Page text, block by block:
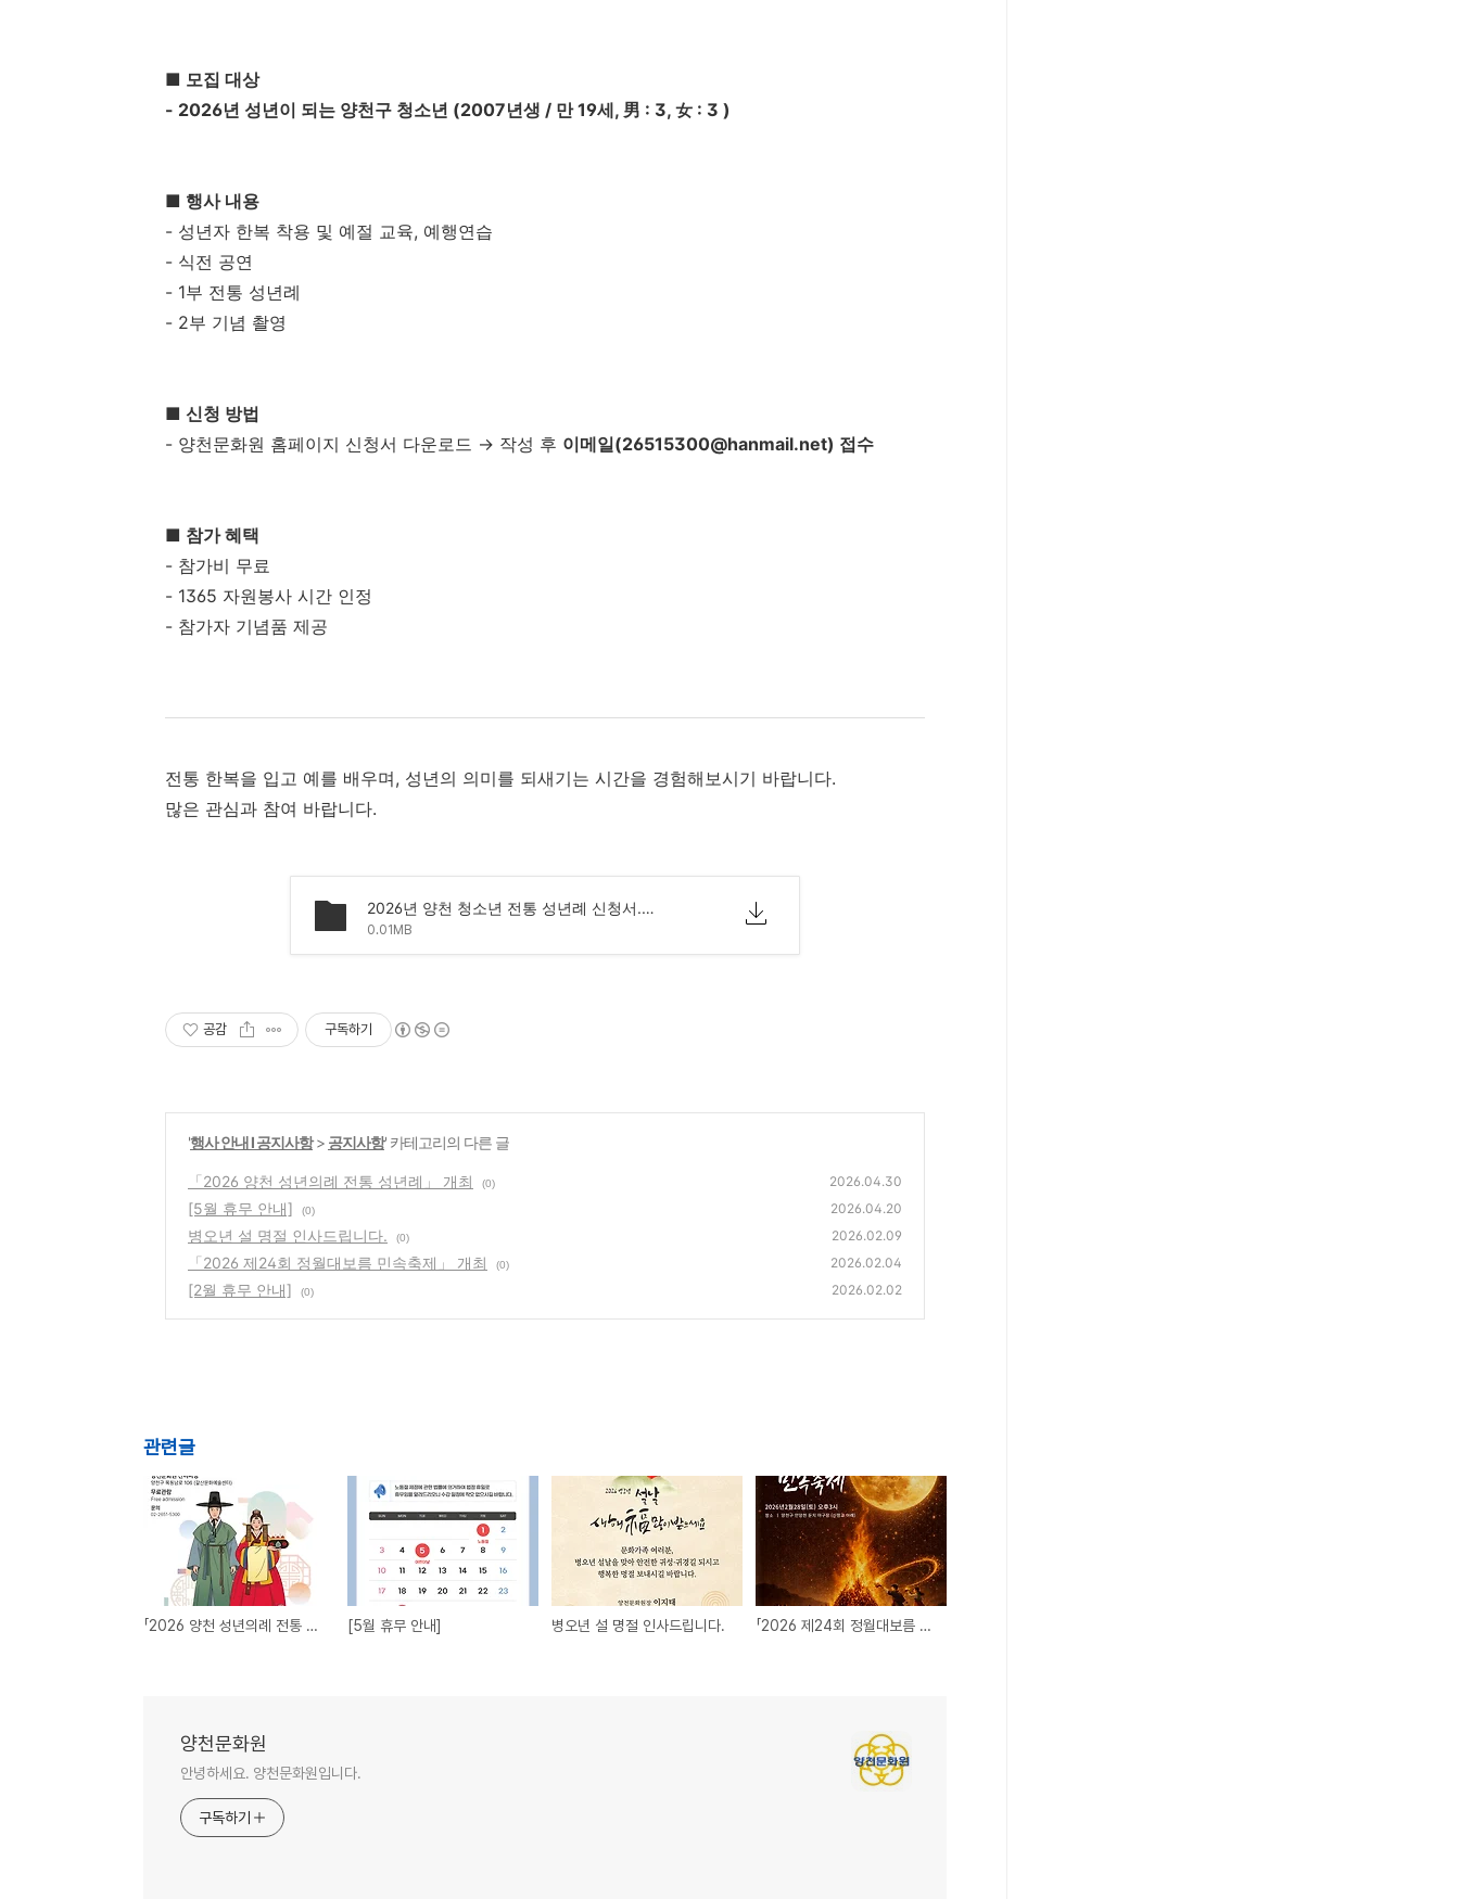
■ 모집 대상
- 2026년 성년이 되는 양천구 청소년 (2007년생 / 만 19세, 男 : 3, 女 : 3 )
■ 행사 내용
- 성년자 한복 착용 및 예절 교육, 예행연습
- 식전 공연
- 1부 전통 성년례
- 2부 기념 촬영
■ 신청 방법
- 양천문화원 홈페이지 신청서 다운로드 → 작성 후 이메일(26515300@hanmail.net) 접수
■ 참가 혜택
- 참가비 무료
- 1365 자원봉사 시간 인정
- 참가자 기념품 제공
전통 한복을 입고 예를 배우며, 성년의 의미를 되새기는 시간을 경험해보시기 바랍니다.
많은 관심과 참여 바랍니다.
2026년 양천 청소년 전통 성년례 신청서.hwp
0.01MB
공감 구독하기
'행사 안내 Ι 공지사항> 공지사항' 카테고리의 다른 글
「2026 양천 성년의례 전통 성년례」 개최 (0) 2026.04.30
[5월 휴무 안내] (0) 2026.04.20
병오년 설 명절 인사드립니다. (0) 2026.02.09
「2026 제24회 정월대보름 민속축제」 개최 (0) 2026.02.04
[2월 휴무 안내] (0) 2026.02.02
관련글
「2026 양천 성년의례 전통 성년례」 개최 [5월 휴무 안내] 병오년 설 명절 인사드립니다. 「2026 제24회 정월대보름 민속축제」 개최
양천문화원
안녕하세요. 양천문화원입니다.
구독하기